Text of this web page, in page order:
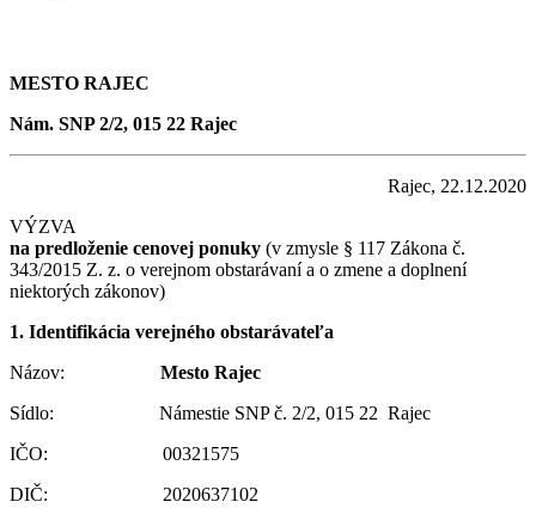
MESTO RAJEC
Nám. SNP 2/2, 015 22 Rajec
Rajec, 22.12.2020
VÝZVA
na predloženie cenovej ponuky (v zmysle § 117 Zákona č.
343/2015 Z. z. o verejnom obstarávaní a o zmene a doplnení
niektorých zákonov)
1. Identifikácia verejného obstarávateľa
Názov: Mesto Rajec
Sídlo: Námestie SNP č. 2/2, 015 22 Rajec
IČO: 00321575
DIČ: 2020637102